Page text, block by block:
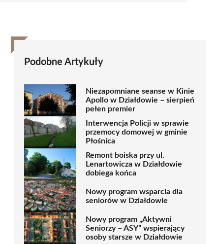
Podobne Artykuły
Niezapomniane seanse w Kinie
Apollo w Działdowie – sierpień
pełen premier
Interwencja Policji w sprawie
przemocy domowej w gminie
Płośnica
Remont boiska przy ul.
Lenartowicza w Działdowie
dobiega końca
Nowy program wsparcia dla
seniorów w Działdowie
Nowy program „Aktywni
Seniorzy – ASY” wspierający
osoby starsze w Działdowie